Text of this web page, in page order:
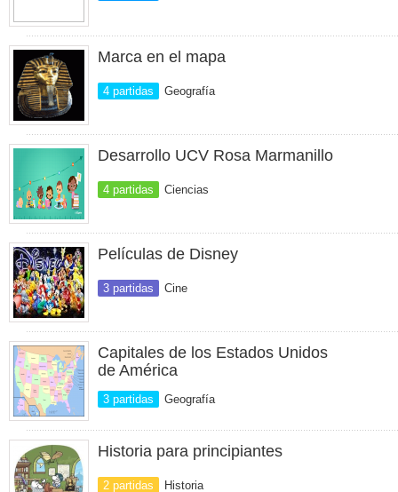
Marca en el mapa
4 partidas Geografía
Desarrollo UCV Rosa Marmanillo
4 partidas Ciencias
Películas de Disney
3 partidas Cine
Capitales de los Estados Unidos
de América
3 partidas Geografía
Historia para principiantes
2 partidas Historia